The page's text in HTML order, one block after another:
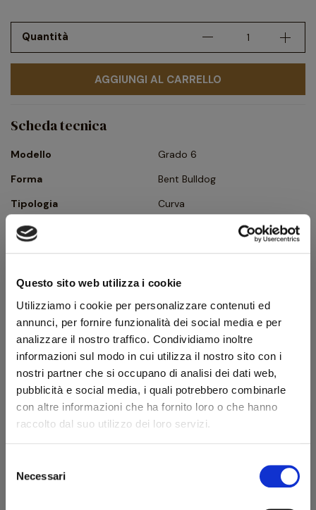
Questo sito web utilizza i cookie
Utilizziamo i cookie per personalizzare contenuti ed
annunci, per fornire funzionalità dei social media e per
analizzare il nostro traffico. Condividiamo inoltre
informazioni sul modo in cui utilizza il nostro sito con i
nostri partner che si occupano di analisi dei dati web,
pubblicità e social media, i quali potrebbero combinarle
con altre informazioni che ha fornito loro o che hanno
raccolto dal suo utilizzo dei loro servizi.
delNecessari
Quantità
AGGIUNGI AL CARRELLO
Scheda tecnica
Modello
Grado 6
Forma
Bent Bulldog
Tipologia
Curva
Finissaggio
Colore
Marrone
Bocchino
Metacrilato
Foro bocchino (mm)
3
Filtro
No
Peso (g)
43
Ghiera
Flock
Confezione originale
Sì
Condizione
Pipe Nuove
Descrizione produttore